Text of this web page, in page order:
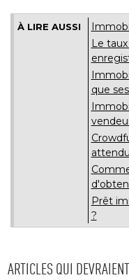
À LIRE AUSSI
Le
que
Prêt
?
ARTICLES QUI